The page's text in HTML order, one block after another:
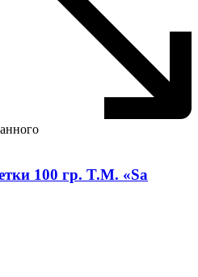
100 гр. T.M. «Sa